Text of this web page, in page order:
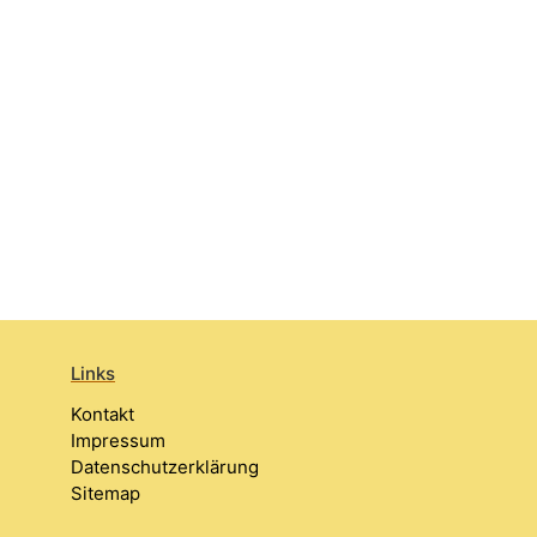
Links
Kontakt
Impressum
Datenschutzerklärung
Sitemap